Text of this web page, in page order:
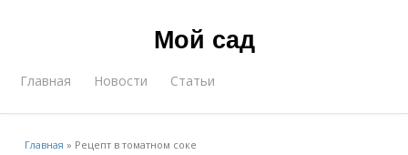
Мой сад
Главная Новости Статьи
Главная » Рецепт в томатном соке